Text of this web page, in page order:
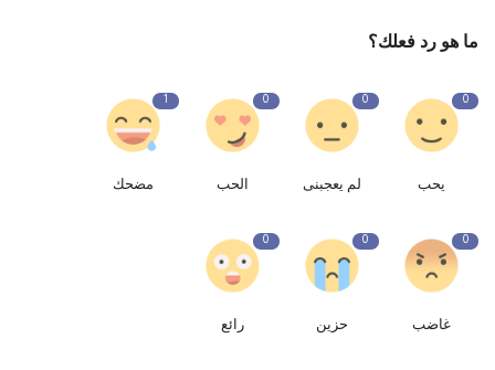
ما هو رد فعلك؟
0
يحب
0
لم يعجبنى
0
الحب
1
مضحك
0
غاضب
0
حزين
0
رائع